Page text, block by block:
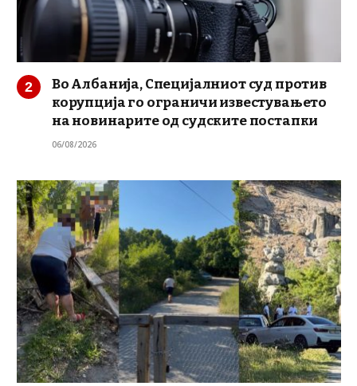
Во Албанија, Специјалниот суд против
корупција го ограничи известувањето
на новинарите од судските постапки
06/08/2026